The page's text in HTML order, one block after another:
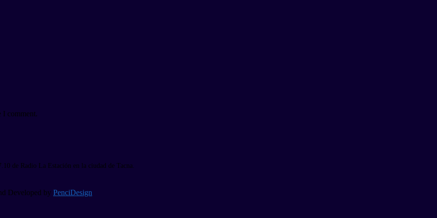
I comment.
de Radio La Estación en la ciudad de Tacna.
Developed by PenciDesign